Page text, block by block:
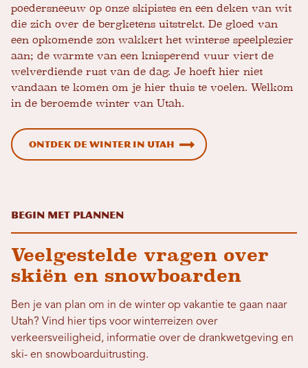
poedersneeuw op onze skipistes en een deken van wit
die zich over de bergketens uitstrekt. De gloed van
een opkomende zon wakkert het winterse speelplezier
aan; de warmte van een knisperend vuur viert de
welverdiende rust van de dag. Je hoeft hier niet
vandaan te komen om je hier thuis te voelen. Welkom
in de beroemde winter van Utah.
Ontdek de winter in Utah
Begin met plannen
Veelgestelde vragen over
skiën en snowboarden
Ben je van plan om in de winter op vakantie te gaan naar
Utah? Vind hier tips voor winterreizen over
verkeersveiligheid, informatie over de drankwetgeving en
ski- en snowboarduitrusting.